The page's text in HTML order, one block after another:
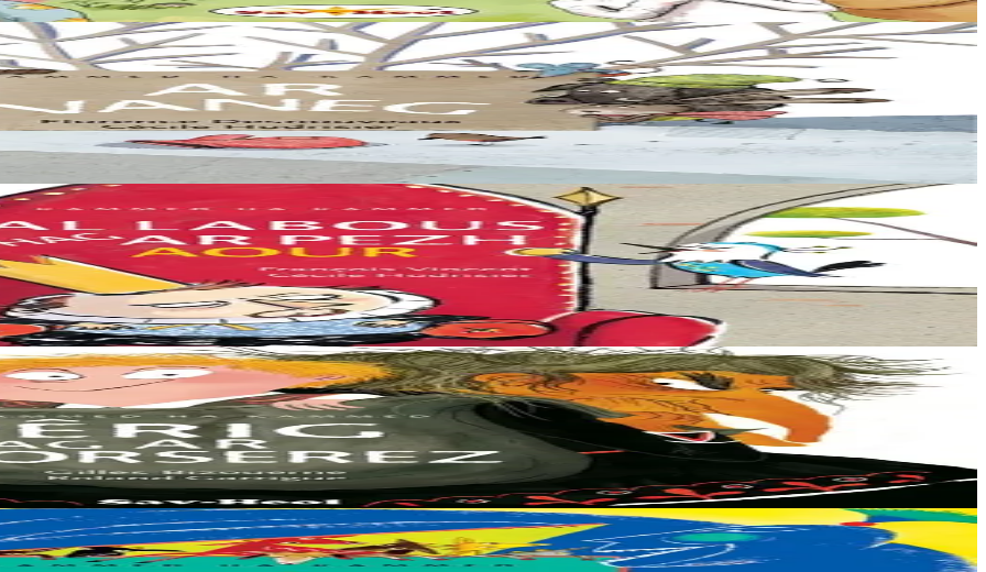
laine rouge sur la neige. Toute contente, elle se blottit à l’intérieur....
il se met alors à chanter : « Je suis plus riche que le roi, avec ma pièce d’or à moi....
le galopin qui n’a peur de rien ! Jusqu’au jour où cric crac, la sorcière l’enferme...